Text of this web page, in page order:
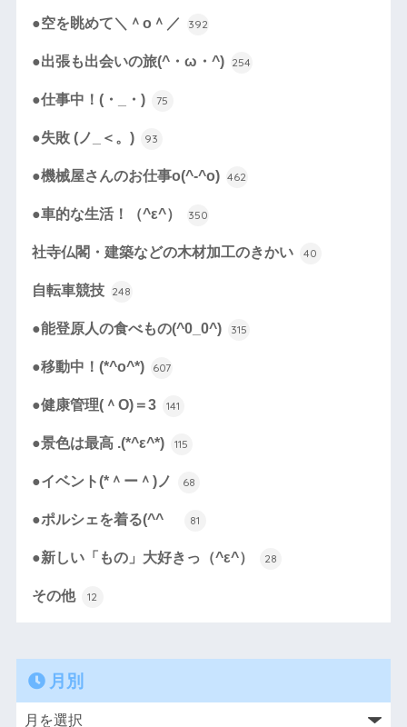
●空を眺めて＼＾o＾／ 392
●出張も出会いの旅(^・ω・^) 254
●仕事中！(・_・) 75
●失敗 (ノ_＜。) 93
●機械屋さんのお仕事o(^-^o) 462
●車的な生活！（^ε^） 350
社寺仏閣・建築などの木材加工のきかい 40
自転車競技 248
●能登原人の食べもの(^0_0^) 315
●移動中！(*^o^*) 607
●健康管理(＾O)＝3 141
●景色は最高 .(*^ε^*) 115
●イベント(*＾ー＾)ノ 68
●ポルシェを着る(^^ゞ 81
●新しい「もの」大好きっ（^ε^） 28
その他 12
月別